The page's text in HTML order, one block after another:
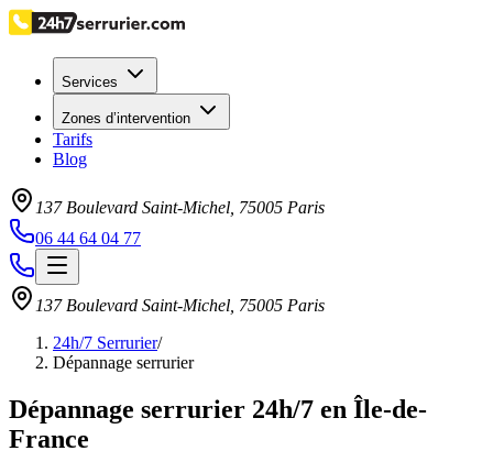
Services
Zones d’intervention
Tarifs
Blog
137 Boulevard Saint-Michel 75005 Paris
06 44 64 04 77
137 Boulevard Saint-Michel 75005 Paris
24h/7 Serrurier/
Dépannage serrurier
Dépannage serrurier 24h/7 en Île-de-
France